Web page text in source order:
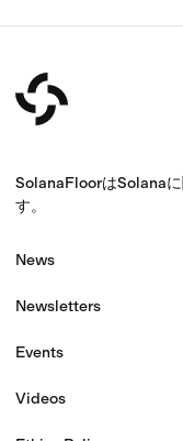
SolanaFloorはSolana
す。
News
Newsletters
Events
Videos